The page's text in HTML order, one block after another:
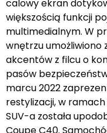
calowy ekran
większością funkcji
multimedialnym. W
wnętrzu
akcentów z filcu o
pasów
marcu 2022
restylizacji, w
SUV-a została